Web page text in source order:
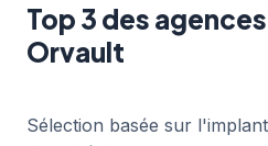
Top 3 des
Orvault
Sélection basée sur